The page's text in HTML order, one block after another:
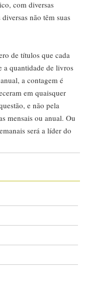
com diversas
não têm suas
de títulos que cada
a quantidade de livros
a contagem é
em quaisquer
e não pela
mensais ou anual. Ou
será a líder do